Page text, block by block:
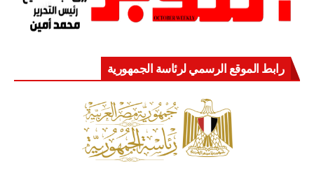
رابط الموقع الرسمي لرئاسة الجمهورية